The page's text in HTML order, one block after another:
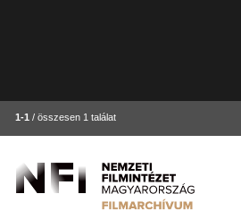
1-1 / összesen 1 találat